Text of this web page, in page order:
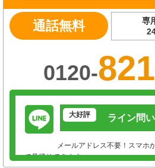
通話無料
専
0120-
大好評 ライン問
メールアドレス不要！スマホ
で見積りできます。